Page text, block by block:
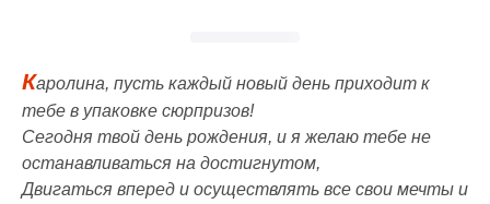
Каролина, пусть каждый новый день приходит к
тебе в упаковке сюрпризов!
Сегодня твой день рождения, и я желаю тебе не
останавливаться на достигнутом,
Двигаться вперед и осуществлять все свои мечты и